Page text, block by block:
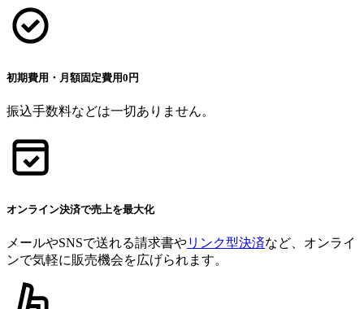
初期費用・月額固定費用0円
振込手数料などは​一切ありません。
オンライン決済で売上を最大化
メールやSNSで送れる請求書やリンク型決済など、オンライ
ンで気軽に販売機会を広げられます。